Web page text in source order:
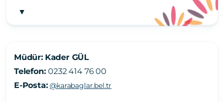
▼
Müdür: Kader GÜL
Telefon:0232 414 76 00
E-Posta: @karabaglar.bel.tr